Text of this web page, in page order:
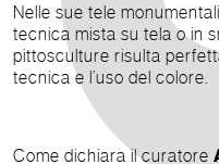
Nelle sue tele
tecnica mista su tela o in
pittosculture risulta
tecnica e l’uso del colore.
Come dichiara il curatore